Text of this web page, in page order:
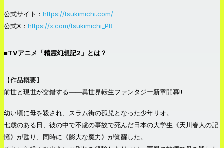
公式サイト： https://tsukimichi.com/
公式X： https://x.com/tsukimichi_PR
■TVアニメ「精霊幻想記2」とは？
【作品概要】
前世と現世が交錯する――異世界転生ファンタジー新章開幕!!
幼い頃に母を殺され、スラム街の孤児となった少年リオ。
七歳のある日、彼の中で不慮の事故で死んだ日本の大学生《天川春人の記
憶》が甦り、同時に《膨大な魔力》が覚醒した。